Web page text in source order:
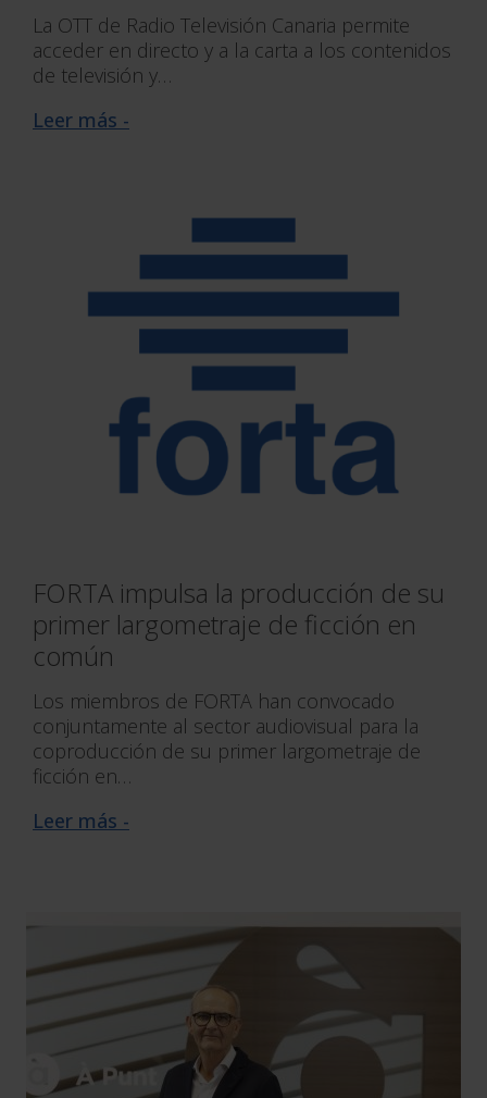
La OTT de Radio Televisión Canaria permite
acceder en directo y a la carta a los contenidos
de televisión y…
Leer más -
FORTA impulsa la producción de su
primer largometraje de ficción en
común
Los miembros de FORTA han convocado
conjuntamente al sector audiovisual para la
coproducción de su primer largometraje de
ficción en…
Leer más -